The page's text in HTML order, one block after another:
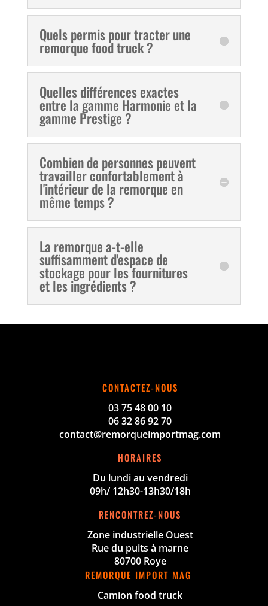
Quels permis pour tracter une
remorque food truck ?
Quelles différences exactes
entre la gamme Harmonie et la
gamme Prestige ?
Combien de personnes peuvent
travailler confortablement à
l'intérieur de la remorque en
même temps ?
La remorque a-t-elle
suffisamment d'espace de
stockage pour les fournitures
et les ingrédients ?
CONTACTEZ-NOUS
03 75 48 00 10
06 32 86 92 70
contact@remorqueimportmag.com
HORAIRES
Du lundi au vendredi
09h/ 12h30-13h30/18h
RENCONTREZ-NOUS
Zone industrielle Ouest
Rue du puits à marne
80700 Roye
REMORQUE IMPORT MAG
Camion food truck